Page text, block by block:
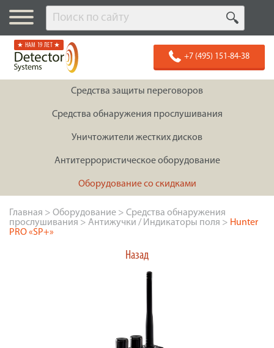
★ НАМ 19 ЛЕТ ★
+7 (495) 151-84-38
Средства защиты переговоров
Средства обнаружения прослушивания
Уничтожители жестких дисков
Антитеррористическое оборудование
Оборудование со скидками
Главная > Оборудование > Средства обнаружения
прослушивания > Антижучки / Индикаторы поля > Hunter
PRO «SP+»
Назад